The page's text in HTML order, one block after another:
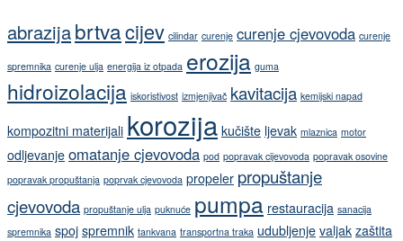
abrazijabrtvacijev cilindar curenje curenje cjevovoda curenje
spremnika curenje ulja energija iz otpada erozija guma
hidroizolacija iskoristivost izmjenjivač kavitacija kemijski napad
kompozitni materijali korozija kučište ljevak mlaznica motor
odljevanje omatanje cjevovoda pod popravak cijevovoda popravak osovine
popravak propuštanja poprvak cjevovoda propeler propuštanje
cjevovoda propuštanje ulja puknuće pumpa restauracija sanacija
spremnika spoj spremnik tankvana transportna traka udubljenje valjak zaštita